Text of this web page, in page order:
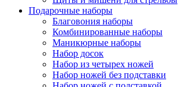
Подарочные наборы
Благовония наборы
Комбинированные наборы
Маникюрные наборы
Набор досок
Набор из четырех ножей
Набор ножей без подставки